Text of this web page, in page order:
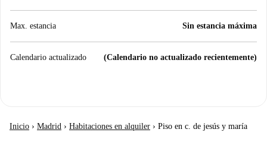
Max. estancia Sin estancia máxima
Calendario actualizado (Calendario no actualizado recientemente)
Inicio › Madrid › Habitaciones en alquiler › Piso en c. de jesús y maría